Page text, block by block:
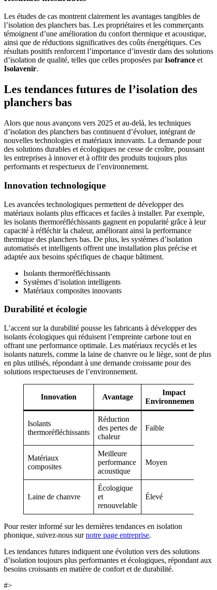
Les études de cas montrent clairement les avantages tangibles de
l’isolation des planchers bas. Les propriétaires et les commerçants
témoignent d’une amélioration du confort thermique et acoustique,
ainsi que de réductions significatives des coûts énergétiques. Ces
résultats positifs renforcent l’importance d’investir dans des solutions
d’isolation de qualité, telles que celles proposées parIsofrance et
Isolavenir.
Les tendances futures de l’isolation des
planchers bas
Alors que nous avançons vers 2025 et au-delà, les techniques
d’isolation des planchers bas continuent d’évoluer, intégrant de
nouvelles technologies et matériaux innovants. La demande pour
des solutions durables et écologiques ne cesse de croître, poussant
les entreprises à innover et à offrir des produits toujours plus
performants et respectueux de l’environnement.
Innovation technologique
Les avancées technologiques permettent de développer des
matériaux isolants plus efficaces et faciles à installer. Par exemple,
les isolants thermoréfléchissants gagnent en popularité grâce à leur
capacité à réfléchir la chaleur, améliorant ainsi la performance
thermique des planchers bas. De plus, les systèmes d’isolation
automatisés et intelligents offrent une installation plus précise et
adaptée aux besoins spécifiques de chaque bâtiment.
Isolants thermoréfléchissants
Systèmes d’isolation intelligents
Matériaux composites innovants
Durabilité et écologie
L’accent sur la durabilité pousse les fabricants à développer des
isolants écologiques qui réduisent l’empreinte carbone tout en
offrant une performance optimale. Les matériaux recyclés et les
isolants naturels, comme la laine de chanvre ou le liège, sont de plus
en plus utilisés, répondant à une demande croissante pour des
solutions respectueuses de l’environnement.
Innovation Avantage
Impact
Environnemental
Isolants
thermoréfléchissants
Réduction
des pertes de
chaleur
Faible
Matériaux
composites
Meilleure
performance
acoustique
Moyen
Laine de chanvre
Écologique
et
renouvelable
Élevé
Pour rester informé sur les dernières tendances en isolation
phonique, suivez-nous surnotre page entreprise.
Les tendances futures indiquent une évolution vers des solutions
d’isolation toujours plus performantes et écologiques, répondant aux
besoins croissants en matière de confort et de durabilité.
#>